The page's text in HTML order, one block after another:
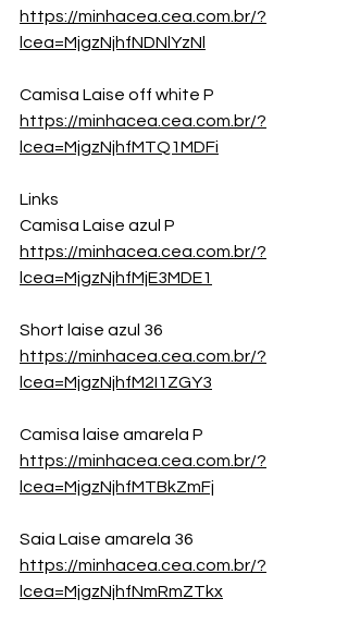
https://minhacea.cea.com.br/?
lcea=MjgzNjhfNDNlYzNl
Camisa Laise off white P
https://minhacea.cea.com.br/?
lcea=MjgzNjhfMTQ1MDFi
Links
Camisa Laise azul P
https://minhacea.cea.com.br/?
lcea=MjgzNjhfMjE3MDE1
Short laise azul 36
https://minhacea.cea.com.br/?
lcea=MjgzNjhfM2I1ZGY3
Camisa laise amarela P
https://minhacea.cea.com.br/?
lcea=MjgzNjhfMTBkZmFj
Saia Laise amarela 36
https://minhacea.cea.com.br/?
lcea=MjgzNjhfNmRmZTkx